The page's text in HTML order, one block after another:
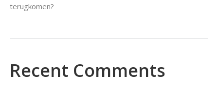
terugkomen?
Recent Comments